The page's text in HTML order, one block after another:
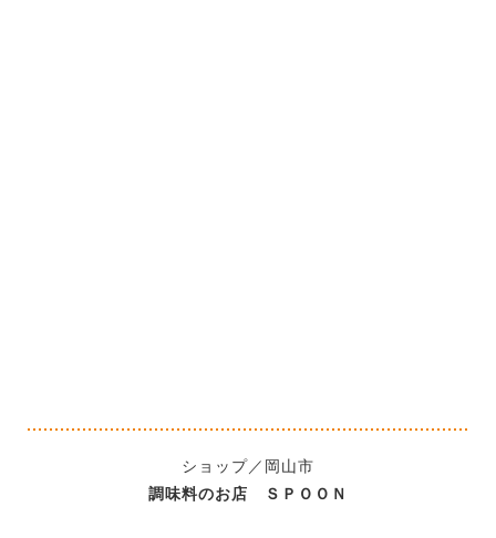
ショップ／岡山市
調味料のお店 ＳＰＯＯＮ